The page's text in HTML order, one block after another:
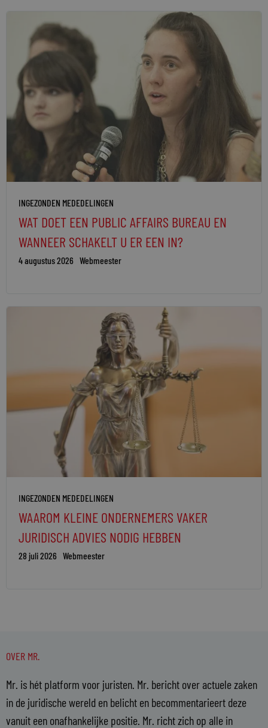
INGEZONDEN MEDEDELINGEN
WAT DOET EEN PUBLIC AFFAIRS BUREAU EN
WANNEER SCHAKELT U ER EEN IN?
4 augustus 2026 Webmeester
INGEZONDEN MEDEDELINGEN
WAAROM KLEINE ONDERNEMERS VAKER
JURIDISCH ADVIES NODIG HEBBEN
28 juli 2026 Webmeester
OVER MR.
Mr. is hét platform voor juristen. Mr. bericht over actuele zaken
in de juridische wereld en belicht en becommentarieert deze
vanuit een onafhankelijke positie. Mr. richt zich op alle in